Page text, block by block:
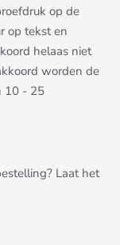
op de
op tekst en
helaas niet
worden de
10 - 25
Laat het